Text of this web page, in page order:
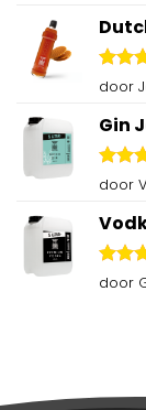
door
Gin
door
door